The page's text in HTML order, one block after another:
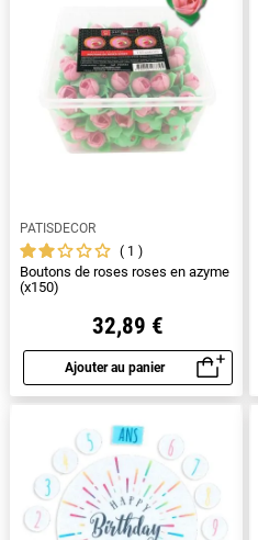
PATISDECOR
1
Boutons de roses roses en azyme
(x150)
32,89 €
Ajouter au panier
Aperçu rapide